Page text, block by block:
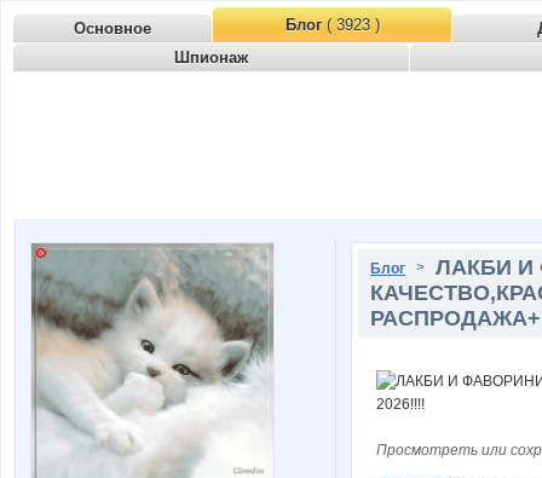
Основное Блог( 3923 )
Шпионаж
Блог > ЛАКБИ И
Просмотреть или